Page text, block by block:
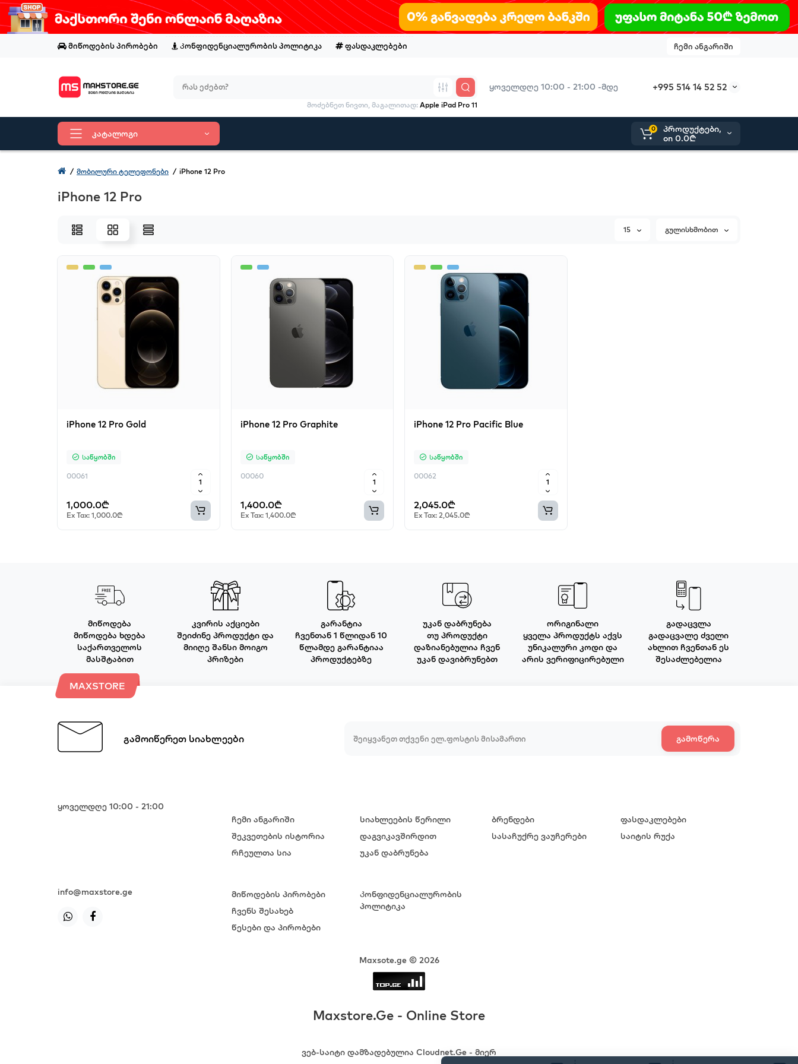
მიწოდების პირობები Კონფიდენციალურობის პოლიტიკა ფასდაკლებები ჩემი ანგარიში
ყოველდღე 10:00 - 21:00 -მდე +995 514 14 52 52
მოძებნეთ ნივთი, მაგალითად: Apple iPad Pro 11
კატალოგი 0
პროდუქტები,
on 0.0₾
მობილური ტელეფონები iPhone 12 Pro
iPhone 12 Pro
15 გულისხმობით
iPhone 12 Pro Gold
Საწყობში
00061
1,000.0₾
Ex Tax: 1,000.0₾
iPhone 12 Pro Graphite
Საწყობში
00060
1,400.0₾
Ex Tax: 1,400.0₾
iPhone 12 Pro Pacific Blue
Საწყობში
00062
2,045.0₾
Ex Tax: 2,045.0₾
მიწოდება
მიწოდება ხდება
საქართველოს
მასშტაბით
კვირის აქციები
შეიძინე პროდუქტი და
მიიღე შანსი მოიგო
პრიზები
გარანტია
ჩვენთან 1 წლიდან 10
წლამდე გარანტიაა
პროდუქტებზე
უკან დაბრუნება
თუ პროდუქტი
დაზიანებულია ჩვენ
უკან დავიბრუნებთ
ორიგინალი
ყველა პროდუქტს აქვს
უნიკალური კოდი და
არის ვერიფიცირებული
გადაცვლა
გადაცვალე ძველი
ახლით ჩვენთან ეს
შესაძლებელია
MAXSTORE
გამოიწერეთ სიახლეები გამოწერა
ყოველდღე 10:00 - 21:00
info@maxstore.ge
ჩემი ანგარიში
შეკვეთების ისტორია
რჩეულთა სია
სიახლეების წერილი
დაგვიკავშირდით
უკან დაბრუნება
ბრენდები
სასაჩუქრე ვაუჩერები
ფასდაკლებები
საიტის რუქა
მიწოდების პირობები
ჩვენს შესახებ
წესები და პირობები
Კონფიდენციალურობის
პოლიტიკა
Maxsote.ge © 2026
Maxstore.Ge - Online Store
ვებ-საიტი დამზადებულია Cloudnet.Ge - მიერ